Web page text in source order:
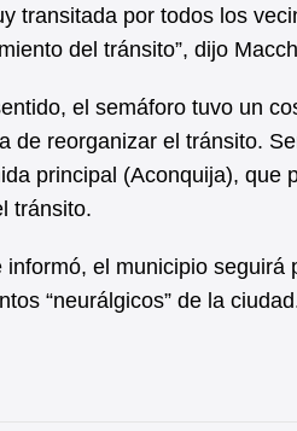
transitada por todos los
del tránsito”, dijo
el semáforo tuvo un
de reorganizar el tránsito.
principal (Aconquija), que
tránsito.
informó, el municipio
“neurálgicos” de la